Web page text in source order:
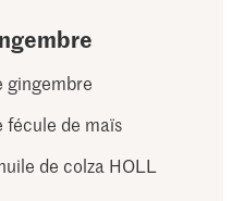
gingembre
fécule de maïs
de colza HOLL